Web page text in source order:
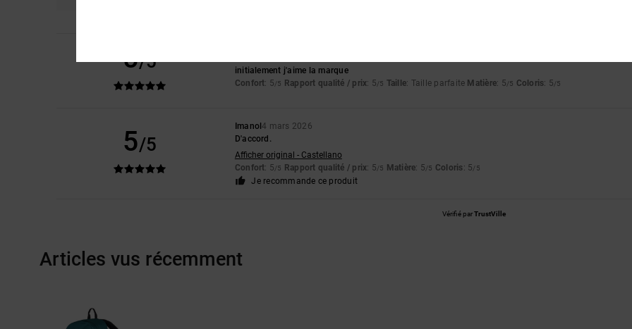
5/5
initialement j'aime la marque
Confort: 5/5 Rapport qualité / prix: 5/5 Taille: Taille parfaite Matière: 5/5 Coloris: 5/5
5/5
Imanol4 mars 2026
D'accord.
Afficher original - Castellano
Confort: 5/5 Rapport qualité / prix: 5/5 Matière: 5/5 Coloris: 5/5
Je recommande ce produit
Vérifié parTrustVille
Articles vus récemment